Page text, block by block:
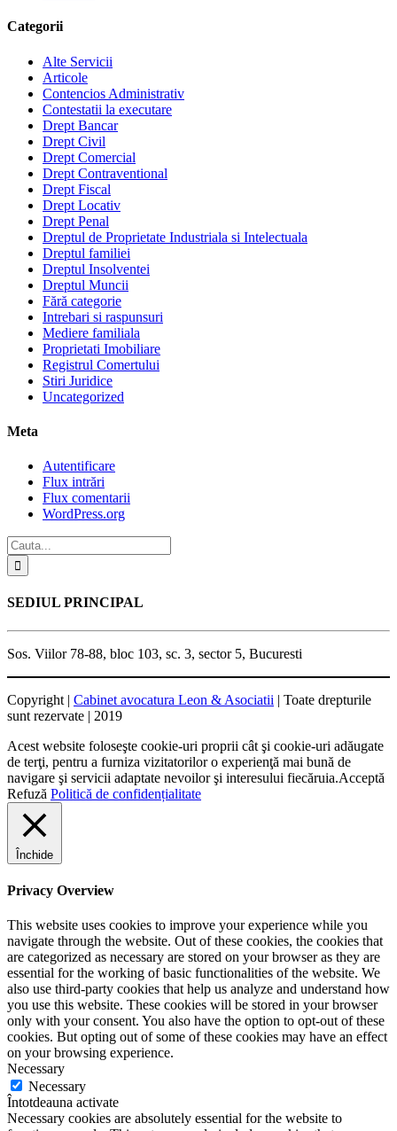
Categorii
Alte Servicii
Articole
Contencios Administrativ
Contestatii la executare
Drept Bancar
Drept Civil
Drept Comercial
Drept Contraventional
Drept Fiscal
Drept Locativ
Drept Penal
Dreptul de Proprietate Industriala si Intelectuala
Dreptul familiei
Dreptul Insolventei
Dreptul Muncii
Fără categorie
Intrebari si raspunsuri
Mediere familiala
Proprietati Imobiliare
Registrul Comertului
Stiri Juridice
Uncategorized
Meta
Autentificare
Flux intrări
Flux comentarii
WordPress.org
SEDIUL PRINCIPAL
Sos. Viilor 78-88, bloc 103, sc. 3, sector 5, Bucuresti
Copyright | Cabinet avocatura Leon & Asociatii | Toate drepturile
sunt rezervate | 2019
Acest website foloseşte cookie-uri proprii cât şi cookie-uri adăugate
de terţi, pentru a furniza vizitatorilor o experienţă mai bună de
navigare şi servicii adaptate nevoilor şi interesului fiecăruia.Acceptă
Refuză Politică de confidențialitate
Închide
Privacy Overview
This website uses cookies to improve your experience while you
navigate through the website. Out of these cookies, the cookies that
are categorized as necessary are stored on your browser as they are
essential for the working of basic functionalities of the website. We
also use third-party cookies that help us analyze and understand how
you use this website. These cookies will be stored in your browser
only with your consent. You also have the option to opt-out of these
cookies. But opting out of some of these cookies may have an effect
on your browsing experience.
Necessary
Necessary
Întotdeauna activate
Necessary cookies are absolutely essential for the website to